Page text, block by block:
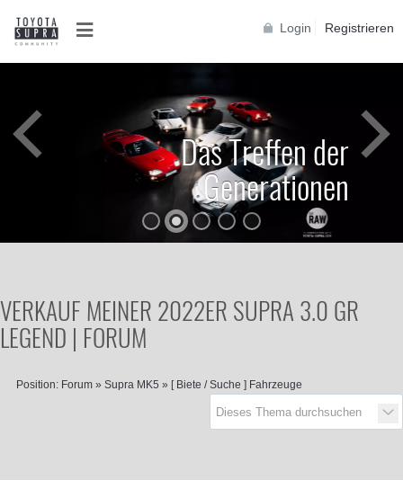
Login Registrieren
Das Treffen der
Generationen
VERKAUF MEINER 2022ER SUPRA 3.0 GR
LEGEND | FORUM
Position: Forum » Supra MK5 » [ Biete / Suche ] Fahrzeuge